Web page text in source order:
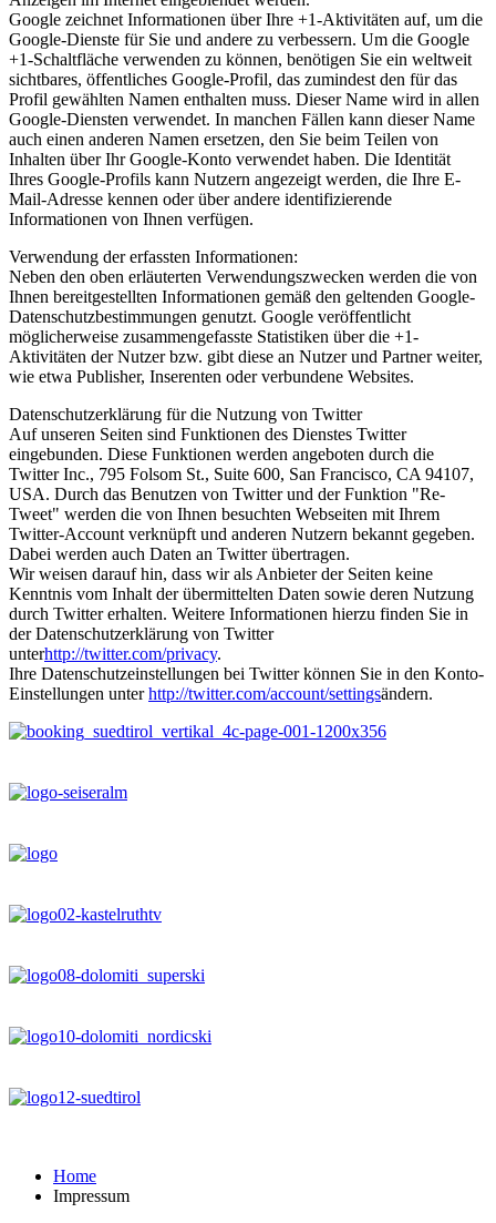
Google zeichnet Informationen über Ihre +1-Aktivitäten auf, um die
Google-Dienste für Sie und andere zu verbessern. Um die Google
+1-Schaltfläche verwenden zu können, benötigen Sie ein weltweit
sichtbares, öffentliches Google-Profil, das zumindest den für das
Profil gewählten Namen enthalten muss. Dieser Name wird in allen
Google-Diensten verwendet. In manchen Fällen kann dieser Name
auch einen anderen Namen ersetzen, den Sie beim Teilen von
Inhalten über Ihr Google-Konto verwendet haben. Die Identität
Ihres Google-Profils kann Nutzern angezeigt werden, die Ihre E-
Mail-Adresse kennen oder über andere identifizierende
Informationen von Ihnen verfügen.
Verwendung der erfassten Informationen:
Neben den oben erläuterten Verwendungszwecken werden die von
Ihnen bereitgestellten Informationen gemäß den geltenden Google-
Datenschutzbestimmungen genutzt. Google veröffentlicht
möglicherweise zusammengefasste Statistiken über die +1-
Aktivitäten der Nutzer bzw. gibt diese an Nutzer und Partner weiter,
wie etwa Publisher, Inserenten oder verbundene Websites.
Datenschutzerklärung für die Nutzung von Twitter
Auf unseren Seiten sind Funktionen des Dienstes Twitter
eingebunden. Diese Funktionen werden angeboten durch die
Twitter Inc., 795 Folsom St., Suite 600, San Francisco, CA 94107,
USA. Durch das Benutzen von Twitter und der Funktion "Re-
Tweet" werden die von Ihnen besuchten Webseiten mit Ihrem
Twitter-Account verknüpft und anderen Nutzern bekannt gegeben.
Dabei werden auch Daten an Twitter übertragen.
Wir weisen darauf hin, dass wir als Anbieter der Seiten keine
Kenntnis vom Inhalt der übermittelten Daten sowie deren Nutzung
durch Twitter erhalten. Weitere Informationen hierzu finden Sie in
der Datenschutzerklärung von Twitter
unterhttp://twitter.com/privacy.
Ihre Datenschutzeinstellungen bei Twitter können Sie in den Konto-
Einstellungen unterhttp://twitter.com/account/settingsändern.
Home
Impressum